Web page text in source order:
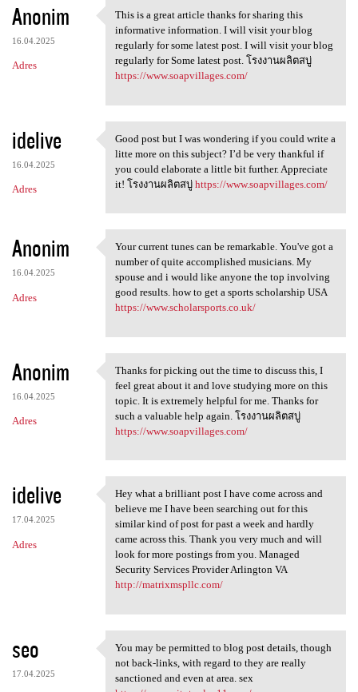
Anonim
16.04.2025
Adres
This is a great article
This is a great article thanks for sharing this
informative information. I will visit your blog
regularly for some latest post. I will visit your blog
regularly for Some latest post. โรงงานผลิตสบู่
https://www.soapvillages.com/
idelive
16.04.2025
Adres
Good post but I was wondering
Good post but I was wondering if you could write a
litte more on this subject? I’d be very thankful if
you could elaborate a little bit further. Appreciate
it! โรงงานผลิตสบู่ https://www.soapvillages.com/
Anonim
16.04.2025
Adres
Your current tunes can be
Your current tunes can be remarkable. You've got a
number of quite accomplished musicians. My
spouse and i would like anyone the top involving
good results. how to get a sports scholarship USA
https://www.scholarsports.co.uk/
Anonim
16.04.2025
Adres
Thanks for picking out the
Thanks for picking out the time to discuss this, I
feel great about it and love studying more on this
topic. It is extremely helpful for me. Thanks for
such a valuable help again. โรงงานผลิตสบู่
https://www.soapvillages.com/
idelive
17.04.2025
Adres
Hey what a brilliant post I
Hey what a brilliant post I have come across and
believe me I have been searching out for this
similar kind of post for past a week and hardly
came across this. Thank you very much and will
look for more postings from you. Managed
Security Services Provider Arlington VA
http://matrixmspllc.com/
seo
17.04.2025
You may be permitted to blog
You may be permitted to blog post details, though
not back-links, with regard to they are really
sanctioned and even at area. sex